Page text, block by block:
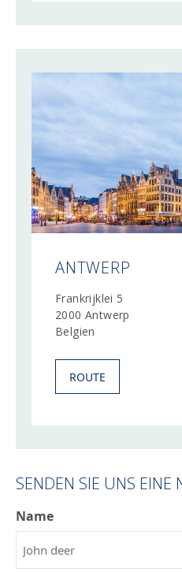
ANTWERP
Frankrijklei 5
2000 Antwerp
Belgien
ROUTE
SENDEN SIE UNS EINE
Name